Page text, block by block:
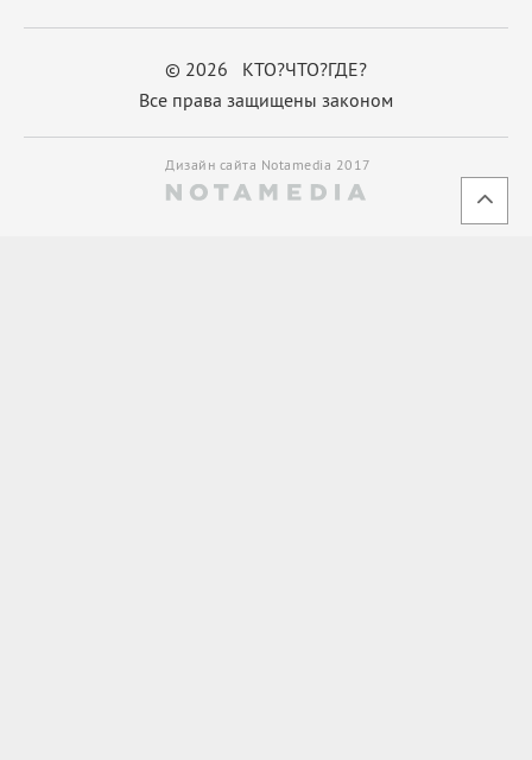
© 2026 КТО?ЧТО?ГДЕ?
Все права защищены законом
Дизайн сайта Notamedia 2017